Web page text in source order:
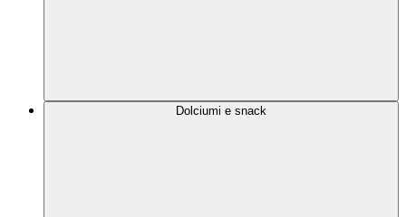
Dolciumi e snack